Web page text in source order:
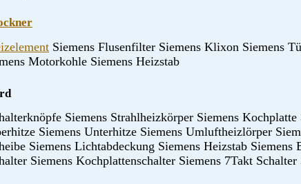
Siemens Flusenfilter Siemens Klixon Siemens
Motorkohle Siemens Heizstab
Siemens Strahlheizkörper Siemens
Siemens Unterhitze Siemens Umluftheizlörper
Siemens Lichtabdeckung Siemens Heizstab
Siemens Kochplattenschalter Siemens 7Takt